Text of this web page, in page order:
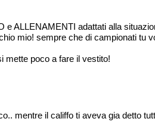
e ALLENAMENTI adattati alla
mio! sempre che di campionati tu
mette poco a fare il vestito!
mentre il califfo ti aveva gia detto